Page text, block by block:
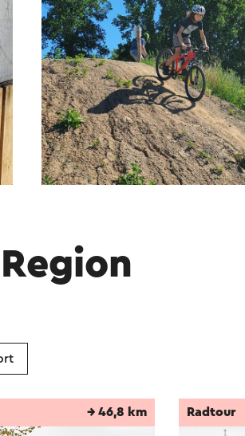
→ 46,8 km Radtour